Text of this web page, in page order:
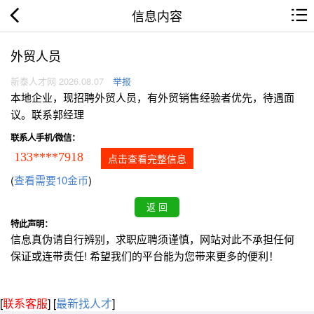
信息内容
外贸人员
新泰人才网 2026.08.07 举报
本地企业，现招聘外贸人员，有外贸销售经验者优先，待遇面
议。联系郭经理
联系人手机/微信：
133****7918 点击查看完整信息
(查看需要10金币)
特此声明：
信息真伪请自行辨别，求职应聘须谨慎，网站对此不承担任何
保证或连带责任! 希望我们的平台能为您带来更多的便利！
[联系客服] [最新找人才]